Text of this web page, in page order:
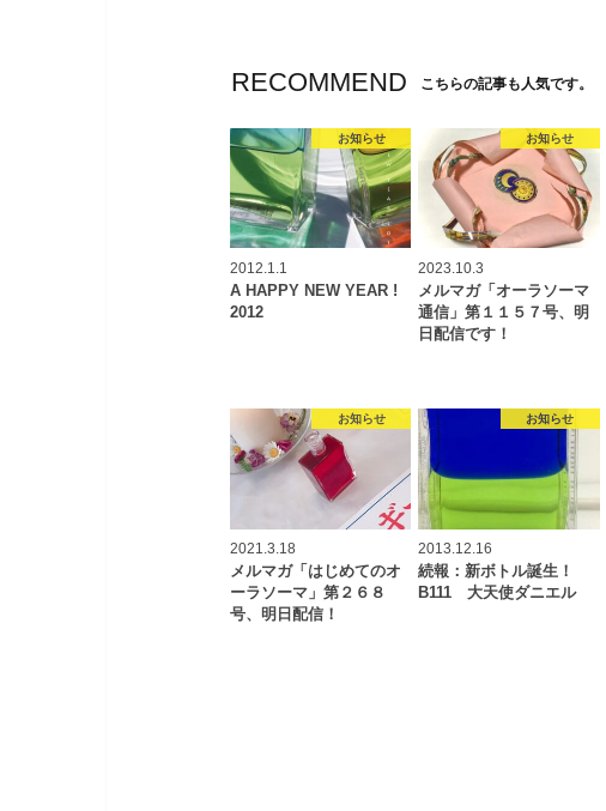
RECOMMEND こちらの記事も人気です。
お知らせ
2012.1.1
A HAPPY NEW YEAR !
2012
お知らせ
2023.10.3
メルマガ「オーラソーマ
通信」第１１５７号、明
日配信です！
お知らせ
2021.3.18
メルマガ「はじめてのオ
ーラソーマ」第２６８
号、明日配信！
お知らせ
2013.12.16
続報：新ボトル誕生！
B111 大天使ダニエル